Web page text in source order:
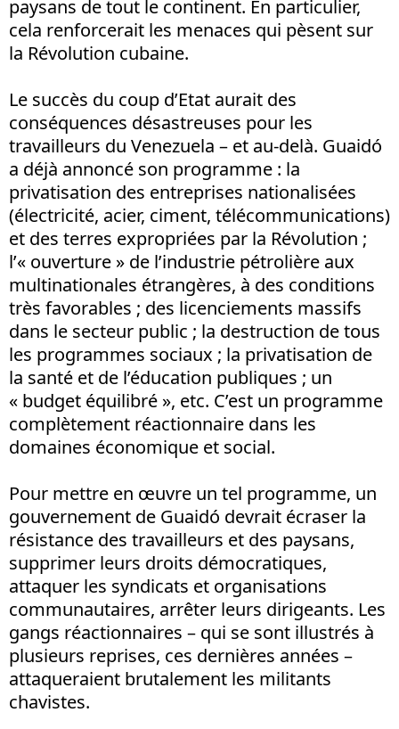
paysans de tout le continent. En particulier,
cela renforcerait les menaces qui pèsent sur
la Révolution cubaine.
Le succès du coup d’Etat aurait des
conséquences désastreuses pour les
travailleurs du Venezuela – et au-delà. Guaidó
a déjà annoncé son programme : la
privatisation des entreprises nationalisées
(électricité, acier, ciment, télécommunications)
et des terres expropriées par la Révolution ;
l’« ouverture » de l’industrie pétrolière aux
multinationales étrangères, à des conditions
très favorables ; des licenciements massifs
dans le secteur public ; la destruction de tous
les programmes sociaux ; la privatisation de
la santé et de l’éducation publiques ; un
« budget équilibré », etc. C’est un programme
complètement réactionnaire dans les
domaines économique et social.
Pour mettre en œuvre un tel programme, un
gouvernement de Guaidó devrait écraser la
résistance des travailleurs et des paysans,
supprimer leurs droits démocratiques,
attaquer les syndicats et organisations
communautaires, arrêter leurs dirigeants. Les
gangs réactionnaires – qui se sont illustrés à
plusieurs reprises, ces dernières années –
attaqueraient brutalement les militants
chavistes.